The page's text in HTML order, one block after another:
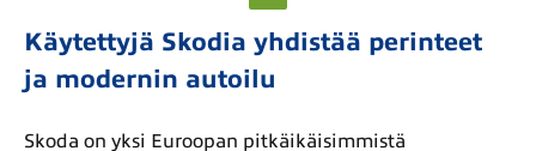
Käytettyjä Skodia yhdistää perinteet
ja modernin autoilu
Skoda on yksi Euroopan pitkäikäisimmistä